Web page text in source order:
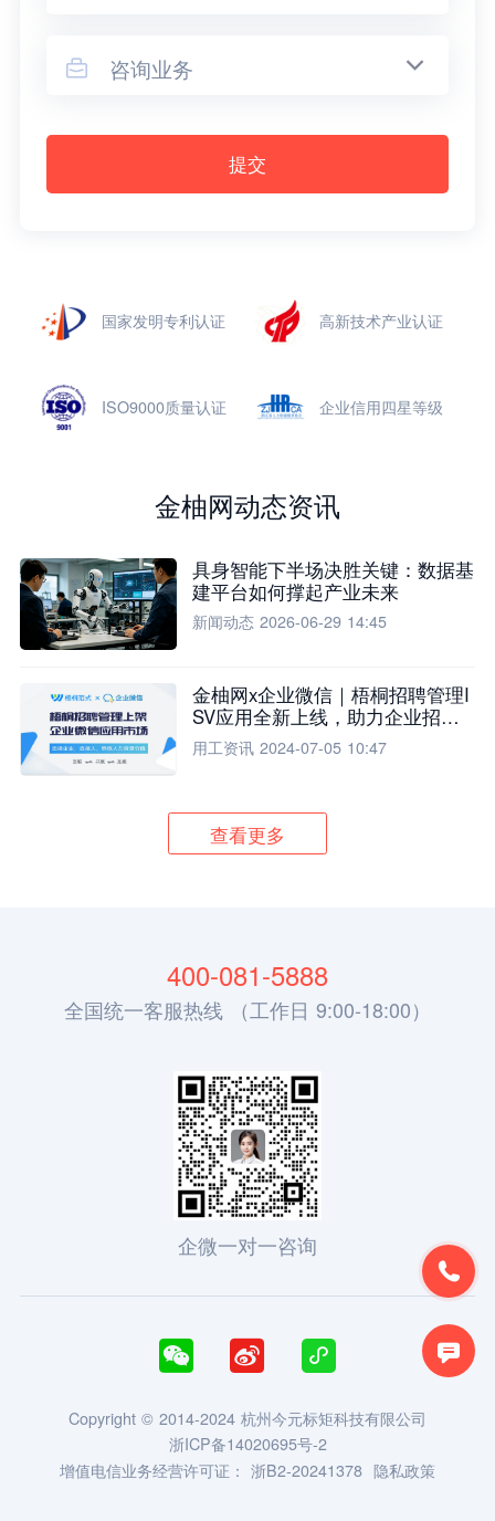
 咨询业务
提交
国家发明专利认证 高新技术产业认证
ISO9000质量认证 企业信用四星等级
金柚网动态资讯
具身智能下半场决胜关键：数据基
建平台如何撑起产业未来
新闻动态 2026-06-29 14:45
金柚网x企业微信｜梧桐招聘管理I
SV应用全新上线，助力企业招聘
流程全面升级
用工资讯 2024-07-05 10:47
查看更多


400-081-5888
全国统一客服热线 （工作日 9:00-18:00）
企微一对一咨询
  
Copyright © 2014-2024 杭州今元标矩科技有限公司
浙ICP备14020695号-2
增值电信业务经营许可证： 浙B2-20241378 隐私政策